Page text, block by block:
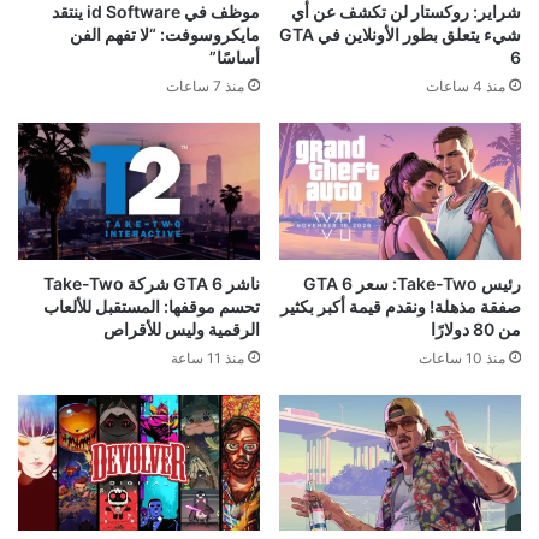
شراير: روكستار لن تكشف عن أي
شيء يتعلق بطور الأونلاين في GTA
6
منذ 4 ساعات
موظف في id Software ينتقد
مايكروسوفت: “لا تفهم الفن
أساسًا”
منذ 7 ساعات
رئيس Take-Two: سعر GTA 6
صفقة مذهلة! ونقدم قيمة أكبر بكثير
من 80 دولارًا
منذ 10 ساعات
ناشر GTA 6 شركة Take-Two
تحسم موقفها: المستقبل للألعاب
الرقمية وليس للأقراص
منذ 11 ساعة